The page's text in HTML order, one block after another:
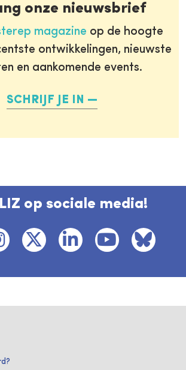
onze nieuwsbrief
magazine op de hoogte
ontwikkelingen, nieuwste
en aankomende events.
SCHRIJF JE IN
op sociale media!